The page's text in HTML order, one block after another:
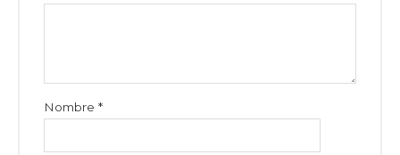
Nombre*